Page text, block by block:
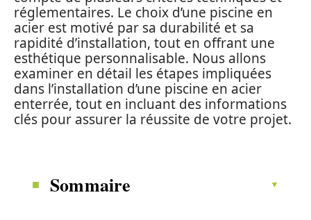
réglementaires. Le choix d’une piscine en
acier est motivé par sa durabilité et sa
rapidité d’installation, tout en offrant une
esthétique personnalisable. Nous allons
examiner en détail les étapes impliquées
dans l’installation d’une piscine en acier
enterrée, tout en incluant des informations
clés pour assurer la réussite de votre projet.
Sommaire